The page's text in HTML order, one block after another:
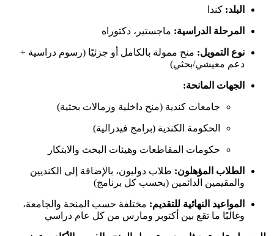
البلد: كندا
المرحلة الدراسية: ماجستير، دكتوراه
نوع التمويل: منح ممولة بالكامل أو جزئيًا (رسوم دراسية +
دعم معيشي/بحثي)
الجهات المانحة:
جامعات كندية (منح داخلية وزمالات بحثية)
الحكومة الكندية (برامج فيدرالية)
حكومات المقاطعات وهيئات البحث والابتكار
الطلاب المؤهلون: طلاب دوليون، بالإضافة إلى الكنديين
والمقيمين الدائمين (بحسب كل برنامج)
المواعيد النهائية للتقديم: مختلفة حسب المنحة والجامعة،
وغالبًا ما تقع بين أكتوبر ومارس من كل عام دراسي